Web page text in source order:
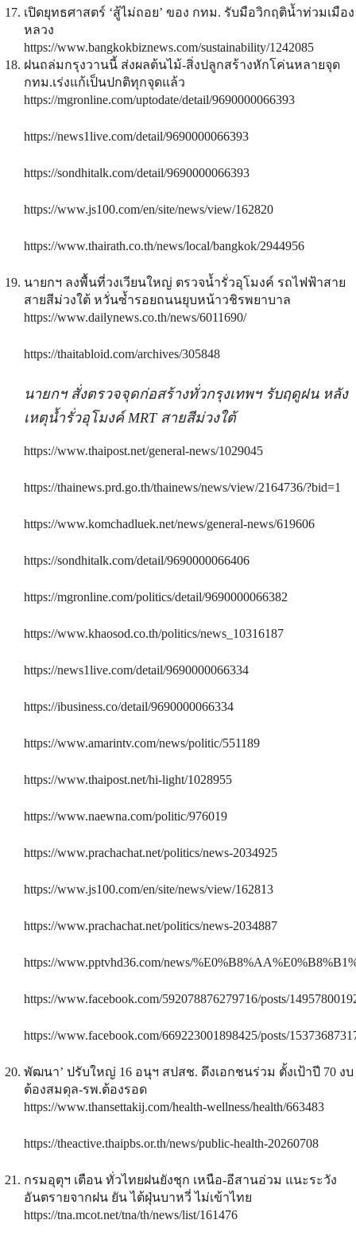
เปิดยุทธศาสตร์ ‘สู้ไม่ถอย’ ของ กทม. รับมือวิกฤติน้ำท่วมเมือง
หลวง
https://www.bangkokbiznews.com/sustainability/1242085
ฝนถล่มกรุงวานนี้ ส่งผลต้นไม้-สิ่งปลูกสร้างหักโค่นหลายจุด
กทม.เร่งแก้เป็นปกติทุกจุดแล้ว
https://mgronline.com/uptodate/detail/9690000066393
https://news1live.com/detail/9690000066393
https://sondhitalk.com/detail/9690000066393
https://www.js100.com/en/site/news/view/162820
https://www.thairath.co.th/news/local/bangkok/2944956
นายกฯ ลงพื้นที่วงเวียนใหญ่ ตรวจน้ำรั่วอุโมงค์ รถไฟฟ้าสาย
สายสีม่วงใต้ หวั่นซ้ำรอยถนนยุบหน้าวชิรพยาบาล
https://www.dailynews.co.th/news/6011690/
https://thaitabloid.com/archives/305848
นายกฯ สั่งตรวจจุดก่อสร้างทั่วกรุงเทพฯ รับฤดูฝน หลัง
เหตุน้ำรั่วอุโมงค์ MRT สายสีม่วงใต้
https://www.thaipost.net/general-news/1029045
https://thainews.prd.go.th/thainews/news/view/2164736/?bid=1
https://www.komchadluek.net/news/general-news/619606
https://sondhitalk.com/detail/9690000066406
https://mgronline.com/politics/detail/9690000066382
https://www.khaosod.co.th/politics/news_10316187
https://news1live.com/detail/9690000066334
https://ibusiness.co/detail/9690000066334
https://www.amarintv.com/news/politic/551189
https://www.thaipost.net/hi-light/1028955
https://www.naewna.com/politic/976019
https://www.prachachat.net/politics/news-2034925
https://www.js100.com/en/site/news/view/162813
https://www.prachachat.net/politics/news-2034887
https://www.pptvhd36.com/news/
https://www.facebook.com/592078876279716/posts/
https://www.facebook.com/669223001898425/posts/
พัฒนา’ ปรับใหญ่ 16 อนุฯ สปสช. ดึงเอกชนร่วม ตั้งเป้าปี 70 งบ
ต้องสมดุล-รพ.ต้องรอด
https://www.thansettakij.com/health-wellness/health/663483
https://theactive.thaipbs.or.th/news/public-health-20260708
กรมอุตุฯ เตือน ทั่วไทยฝนยังชุก เหนือ-อีสานอ่วม แนะระวัง
อันตรายจากฝน ยัน ไต้ฝุ่นบาหวี่ ไม่เข้าไทย
https://tna.mcot.net/tna/th/news/list/161476